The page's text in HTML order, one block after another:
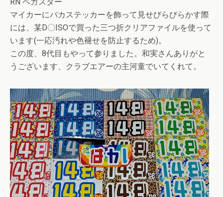
マイカーにバカステッカーを飾って見せびらびらかす際
には、某D〇ISOで買った三つ折クリアファイルを使って
います(一応汚れや色褪せを防止するため)。
この度、8代目もやって参りました。和実さんありがと
うございます、クラブエアーの主河童でいてくれて。